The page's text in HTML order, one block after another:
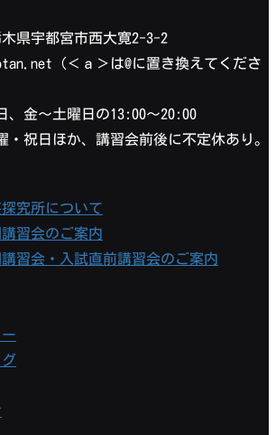
県宇都宮市西大寛2-3-2
（＜ａ＞は@に置き換えてくださ
、金〜土曜日の13:00〜20:00
・祝日ほか、講習会前後に不定休あり。
究所について
習会のご案内
講習会・入試直前講習会のご案内